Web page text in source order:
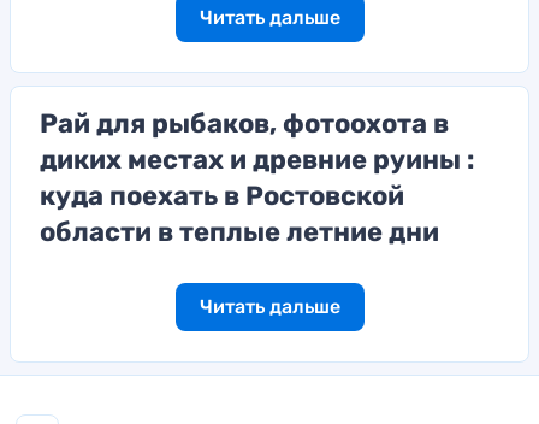
Читать дальше
Рай для рыбаков, фотоохота в
диких местах и древние руины :
куда поехать в Ростовской
области в теплые летние дни
Читать дальше